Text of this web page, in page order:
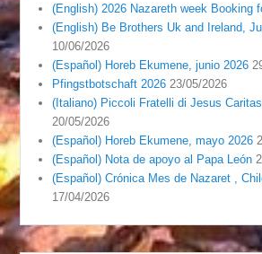
(English) 2026 Nazareth week Booking
(English) Be Brothers Uk and Ireland,
10/06/2026
(Español) Horeb Ekumene, junio 2026
Pfingstbotschaft 2026 23/05/2026
(Italiano) Piccoli Fratelli di Jesus
20/05/2026
(Español) Horeb Ekumene, mayo 2026
(Español) Nota de apoyo al Papa León
(Español) Crónica Mes de Nazaret ,
17/04/2026